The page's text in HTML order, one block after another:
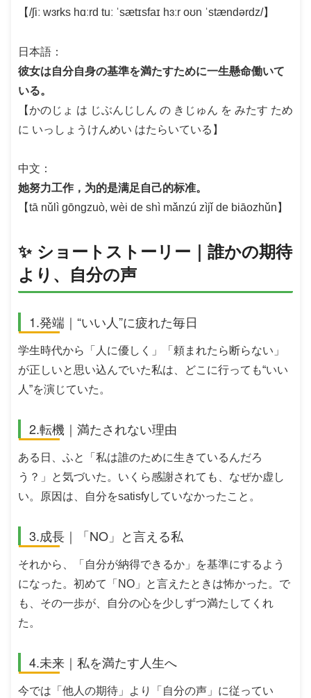
【/ʃiː wɜrks hɑːrd tuː ˈsætɪsfaɪ hɜːr oʊn ˈstændərdz/】
日本語：
彼女は自分自身の基準を満たすために一生懸命働いて
いる。
【かのじょ は じぶんじしん の きじゅん を みたす ため
に いっしょうけんめい はたらいている】
中文：
她努力工作，为的是满足自己的标准。
【tā nǔlì gōngzuò, wèi de shì mǎnzú zìjǐ de biāozhǔn】
✨ ショートストーリー｜誰かの期待
より、自分の声
1.発端｜“いい人”に疲れた毎日
学生時代から「人に優しく」「頼まれたら断らない」
が正しいと思い込んでいた私は、どこに行っても“いい
人”を演じていた。
2.転機｜満たされない理由
ある日、ふと「私は誰のために生きているんだろ
う？」と気づいた。いくら感謝されても、なぜか虚し
い。原因は、自分をsatisfyしていなかったこと。
3.成長｜「NO」と言える私
それから、「自分が納得できるか」を基準にするよう
になった。初めて「NO」と言えたときは怖かった。で
も、その一歩が、自分の心を少しずつ満たしてくれ
た。
4.未来｜私を満たす人生へ
今では「他人の期待」より「自分の声」に従ってい